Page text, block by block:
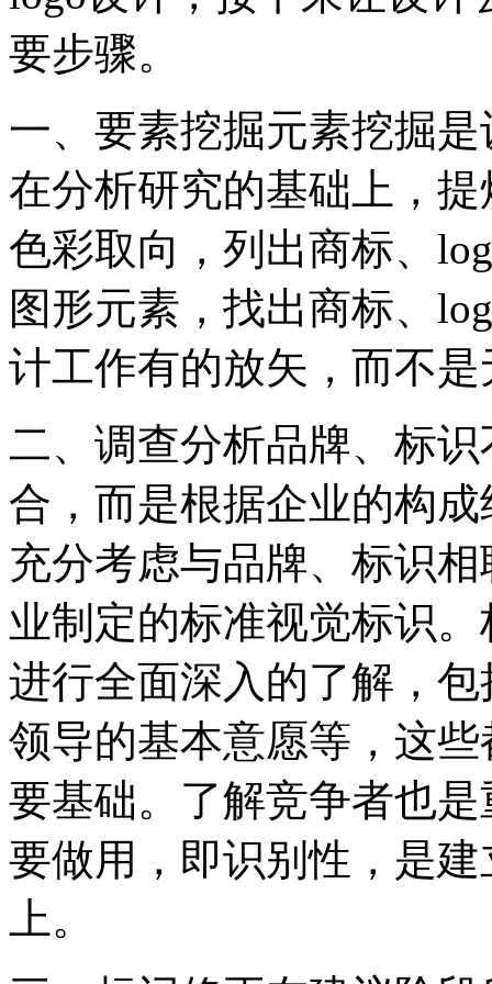
要步骤。
一、要素挖掘元素挖掘
在分析研究的基础上，
色彩取向，列出商标、
图形元素，找出商标、
计工作有的放矢，而不
二、调查分析品牌、标
合，而是根据企业的构
充分考虑与品牌、标识
业制定的标准视觉标识
进行全面深入的了解，
领导的基本意愿等，这
要基础。了解竞争者也
要做用，即识别性，是
上。